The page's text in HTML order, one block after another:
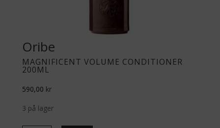
Oribe
MAGNIFICENT VOLUME CONDITIONER
200ML
590,00 kr
3 på lager